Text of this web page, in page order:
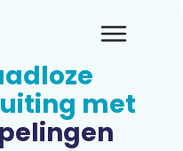
met